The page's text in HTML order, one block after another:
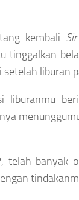
kembali Sir
tinggalkan
liburan
liburanmu
telah banyak